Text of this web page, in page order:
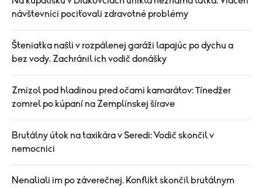
návštevníci pociťovali zdravotné problémy
Šteniatka našli v rozpálenej garáži lapajúc po dychu a
bez vody. Zachránil ich vodič donášky
Zmizol pod hladinou pred očami kamarátov: Tínedžer
zomrel po kúpaní na Zemplínskej šírave
Brutálny útok na taxikára v Seredi: Vodič skončil v
nemocnici
Nenaliali im po záverečnej. Konflikt skončil brutálnym